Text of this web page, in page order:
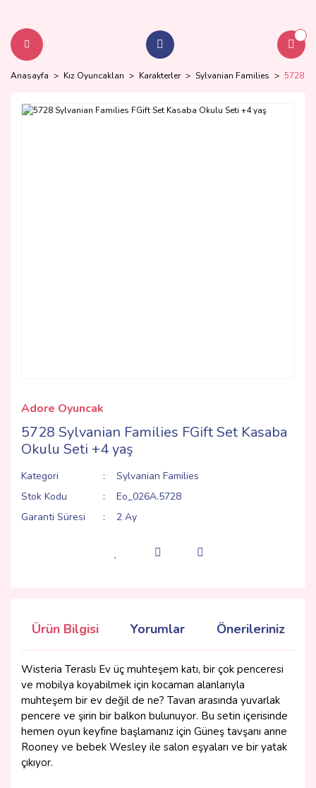
Anasayfa Kız Oyuncakları Karakterler Sylvanian Families 5728
Adore Oyuncak
5728 Sylvanian Families FGift Set Kasaba
Okulu Seti +4 yaş
Kategori
Sylvanian Families
Stok Kodu
Eo_026A.5728
Garanti Süresi
2 Ay
Ürün Bilgisi Yorumlar Önerileriniz
Wisteria Teraslı Ev üç muhteşem katı, bir çok penceresi
ve mobilya koyabilmek için kocaman alanlarıyla
muhteşem bir ev değil de ne? Tavan arasında yuvarlak
pencere ve şirin bir balkon bulunuyor. Bu setin içerisinde
hemen oyun keyfine başlamanız için Güneş tavşanı anne
Rooney ve bebek Wesley ile salon eşyaları ve bir yatak
çıkıyor.